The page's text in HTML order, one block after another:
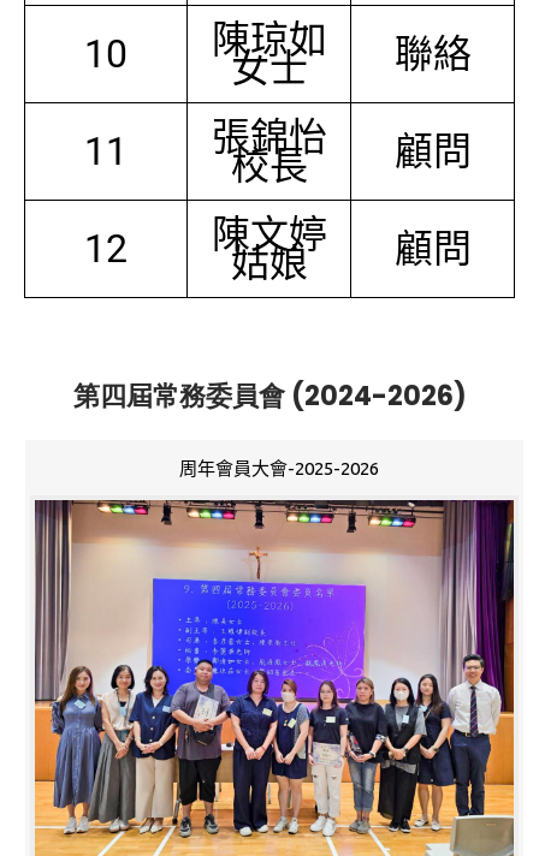
10 陳琼如
女士 聯絡
11 張錦怡
校長 顧問
12 陳文婷
姑娘 顧問
第四屆常務委員會 (2024-2026)
周年會員大會-2025-2026